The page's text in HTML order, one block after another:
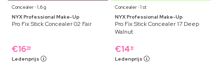
Concealer ⋅ 1,6 g
NYX Professional Make-Up
Pro Fix Stick Concealer 02 Fair
€16 59
Ledenprijs
Concealer ⋅ 1 st
NYX Professional Make-Up
Pro Fix Stick Concealer 17 Deep
Walnut
€14 19
Ledenprijs